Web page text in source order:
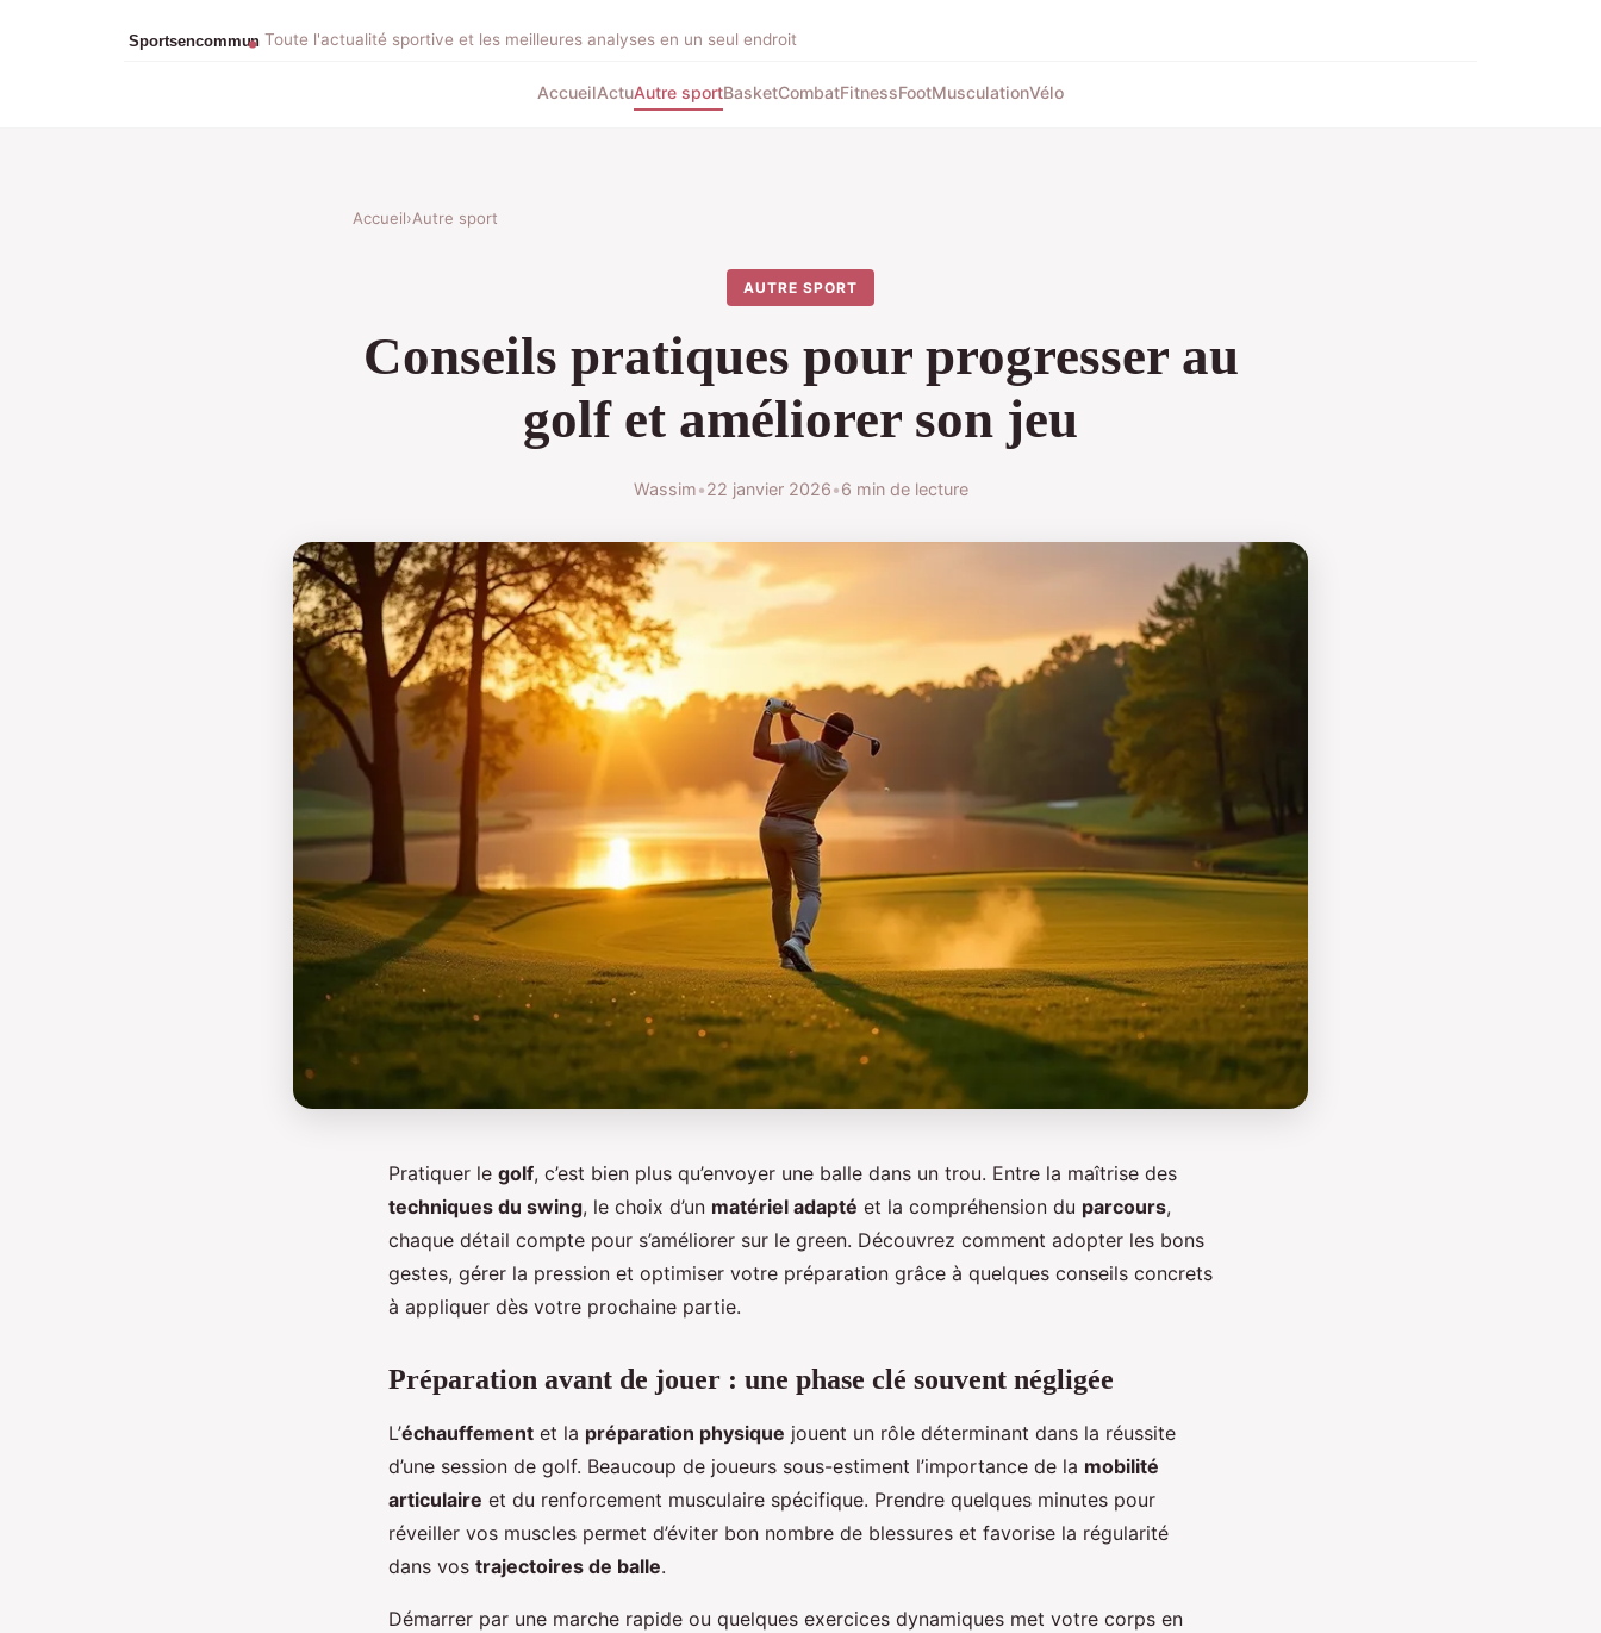
Toute l'actualité sportive et les meilleures analyses en un seul endroit
AccueilActuAutre sportBasketCombatFitnessFootMusculationVélo
Accueil›Autre sport
AUTRE SPORT
Conseils pratiques pour progresser au
golf et améliorer son jeu
Wassim•22 janvier 2026•6 min de lecture
Pratiquer le golf, c’est bien plus qu’envoyer une balle dans un trou. Entre la maîtrise des
techniques du swing, le choix d’un matériel adapté et la compréhension du parcours,
chaque détail compte pour s’améliorer sur le green. Découvrez comment adopter les bons
gestes, gérer la pression et optimiser votre préparation grâce à quelques conseils concrets
à appliquer dès votre prochaine partie.
Préparation avant de jouer : une phase clé souvent négligée
L’échauffement et la préparation physique jouent un rôle déterminant dans la réussite
d’une session de golf. Beaucoup de joueurs sous-estiment l’importance de la mobilité
articulaire et du renforcement musculaire spécifique. Prendre quelques minutes pour
réveiller vos muscles permet d’éviter bon nombre de blessures et favorise la régularité
dans vos trajectoires de balle.
Démarrer par une marche rapide ou quelques exercices dynamiques met votre corps en